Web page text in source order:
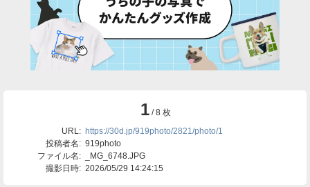
1/ 8 枚
URL: https://30d.jp/919photo/2821/photo/1
投稿者名: 919photo
ファイル名:
_MG_6748.JPG
撮影日時: 2026/05/29 14:24:15